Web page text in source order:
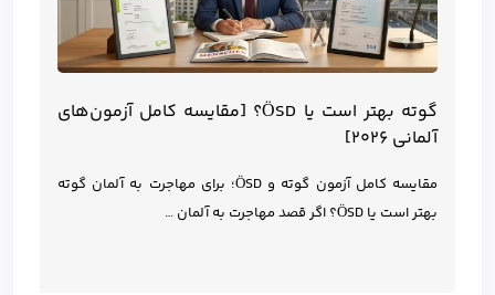
گوته بهتر است یا ÖSD؟ [مقایسه کامل آزمون‌های
آلمانی ۲۰۲۶]
مقایسه کامل آزمون گوته و ÖSD؛ برای مهاجرت به آلمان گوته
بهتر است یا ÖSD؟ اگر قصد مهاجرت به آلمان …